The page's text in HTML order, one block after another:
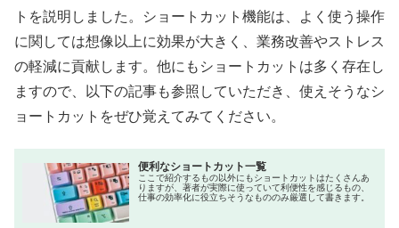
トを説明しました。ショートカット機能は、よく使う操作
に関しては想像以上に効果が大きく、業務改善やストレス
の軽減に貢献します。他にもショートカットは多く存在し
ますので、以下の記事も参照していただき、使えそうなシ
ョートカットをぜひ覚えてみてください。
便利なショートカット一覧
ここで紹介するもの以外にもショートカットはたくさんあ
りますが、著者が実際に使っていて利便性を感じるもの、
仕事の効率化に役立ちそうなもののみ厳選して書きます。